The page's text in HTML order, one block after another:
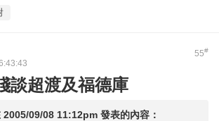
55#
談超渡及福德庫
2005/09/08 11:12pm 發表的內容：